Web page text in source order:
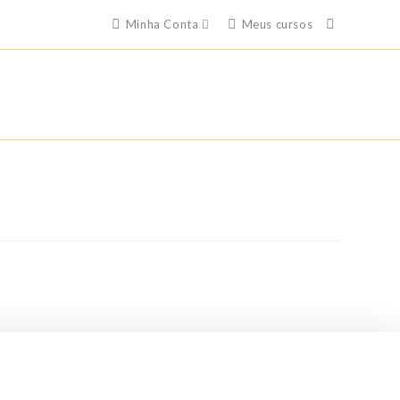
Minha Conta Meus cursos